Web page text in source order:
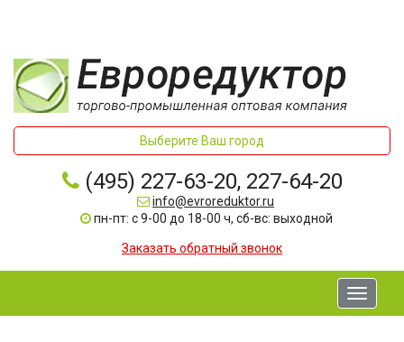
Выберите Ваш город
(495) 227-63-20, 227-64-20
info@evroreduktor.ru
пн-пт: с 9-00 до 18-00 ч, сб-вс: выходной
Заказать обратный звонок
Toggle